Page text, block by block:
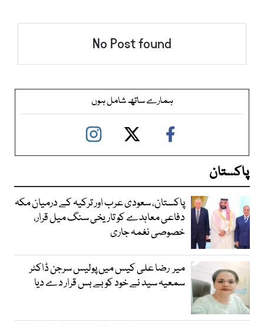
No Post found
ہمارے ساتھ شامل ہوں
پاکستان
پاکستان، سعودی عرب اور ترکیہ کے درمیان مکہ
دفاعی معاہدے کو تاریخی سنگ میل قرار،
خصوصی نغمہ جاری
میر رضا علی کیس میں پولیس سرجن ڈاکٹر
سمعیہ سید نے خود کو بے بس قرار دے دیا